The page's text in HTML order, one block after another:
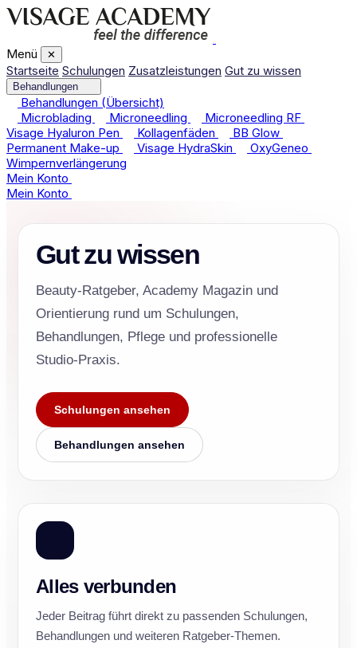
Menü ✕
Startseite Schulungen Zusatzleistungen Gut zu wissen
Behandlungen
Behandlungen (Übersicht)
Microblading
Microneedling
Microneedling RF
Visage Hyaluron Pen
Kollagenfäden
BB Glow
Permanent Make-up
Visage HydraSkin
OxyGeneo
Wimpernverlängerung
Mein Konto
Mein Konto
Gut zu wissen
Beauty-Ratgeber, Academy Magazin und
Orientierung rund um Schulungen,
Behandlungen, Pflege und professionelle
Studio-Praxis.
Schulungen ansehen
Behandlungen ansehen
Alles verbunden
Jeder Beitrag führt direkt zu passenden Schulungen,
Behandlungen und weiteren Ratgeber-Themen.